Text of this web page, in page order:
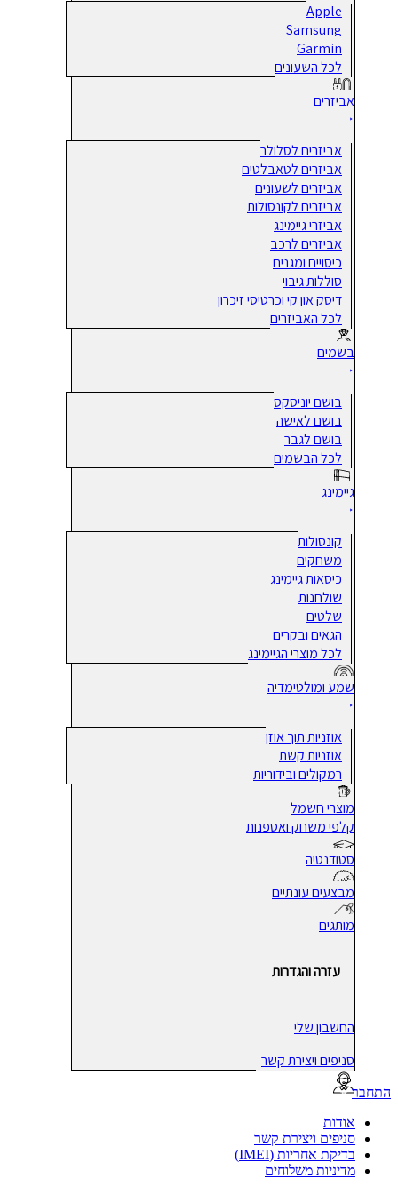
Apple
Samsung
Garmin
לכל השעונים
אביזרים
אביזרים לסלולר
אביזרים לטאבלטים
אביזרים לשעונים
אביזרים לקונסולות
אביזרי גיימינג
אביזרים לרכב
כיסויים ומגנים
סוללות גיבוי
דיסק און קי וכרטיסי זיכרון
לכל האביזרים
בשמים
בושם יוניסקס
בושם לאישה
בושם לגבר
לכל הבשמים
גיימינג
קונסולות
משחקים
כיסאות גיימינג
שולחנות
שלטים
הגאים ובקרים
לכל מוצרי הגיימינג
שמע ומולטימדיה
אוזניות תוך אוזן
אוזניות קשת
רמקולים ובידוריות
מוצרי חשמל
קלפי משחק ואספנות
סטודנטיה
מבצעים עונתיים
מותגים
עזרה והגדרות
החשבון שלי
סניפים ויצירת קשר
אודות
סניפים ויצירת קשר
בדיקת אחריות (IMEI)
מדיניות משלוחים